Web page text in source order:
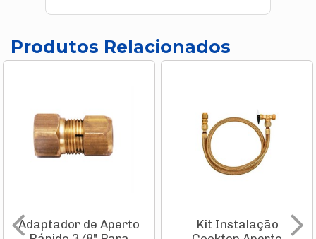
Produtos Relacionados
Adaptador de Aperto
Kit Instalação